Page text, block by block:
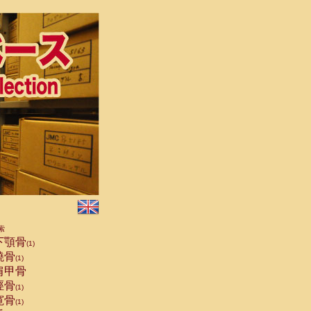
顎骨(1)
骨(1)
甲骨
骨(1)
骨(1)